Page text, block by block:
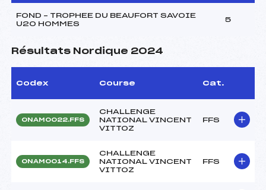
FOND – TROPHEE DU BEAUFORT SAVOIE
U20 HOMMES
5
Résultats Nordique 2024
Codex Course Cat.
ONAM0022.FFS
CHALLENGE
NATIONAL VINCENT
VITTOZ
FFS
ONAM0014.FFS
CHALLENGE
NATIONAL VINCENT
VITTOZ
FFS